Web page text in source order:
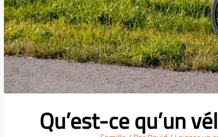
Qu’est-ce qu’un